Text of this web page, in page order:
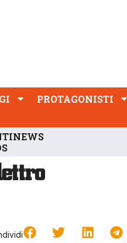
PROTAGONISTI